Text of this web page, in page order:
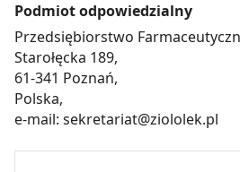
Podmiot odpowiedzialny
Przedsiębiorstwo
Starołęcka 189,
61-341 Poznań,
Polska,
e-mail: sekretariat@ziololek.pl